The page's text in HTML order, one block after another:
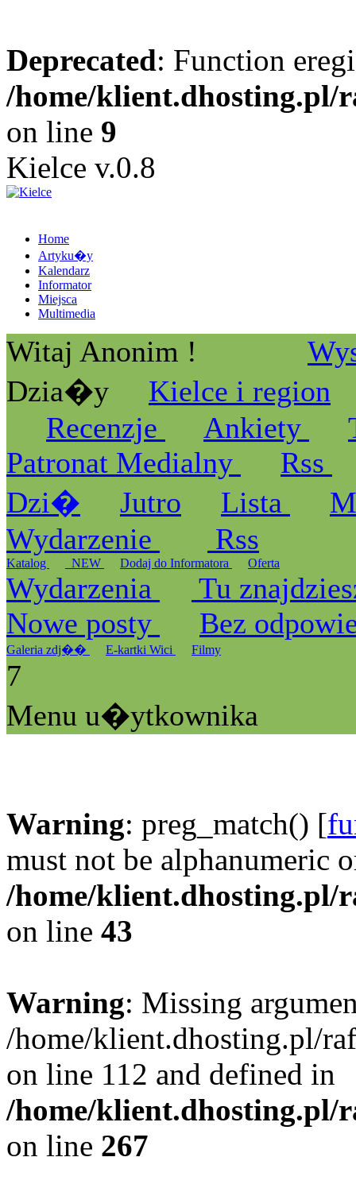
Deprecated: Function
/home/klient.dhosting.pl/
on line 9
Kielce v.0.8
Home
Artyku�y
Kalendarz
Informator
Miejsca
Multimedia
Witaj Anonim !
Dzia�y
Kielce i region
Recenzje
Ankiety
Patronat Medialny
Rss
Dzi�
Jutro Lista
Wydarzenie
Rss
Katalog _NEW Dodaj do Informatora Oferta
Wydarzenia
Tu
Nowe posty
Bez
Galeria zdj�� E-kartki Wici Filmy
7
Menu u�ytkownika
Warning: preg_match() [
must not be alphanumeric
/home/klient.dhosting.pl/
on line 43
Warning: Missing
/home/klient.dhosting.pl/
on line 112 and defined in
/home/klient.dhosting.pl/
on line 267